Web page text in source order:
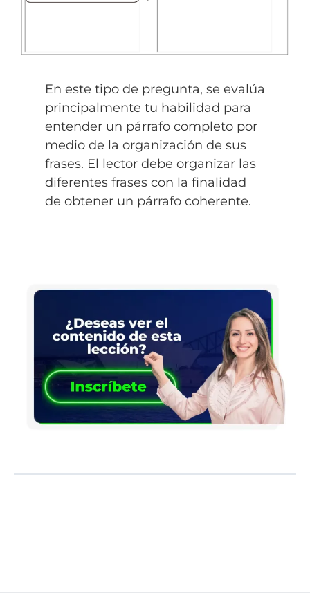
En este tipo de pregunta, se evalúa
principalmente tu habilidad para
entender un párrafo completo por
medio de la organización de sus
frases. El lector debe organizar las
diferentes frases con la finalidad
de obtener un párrafo coherente.